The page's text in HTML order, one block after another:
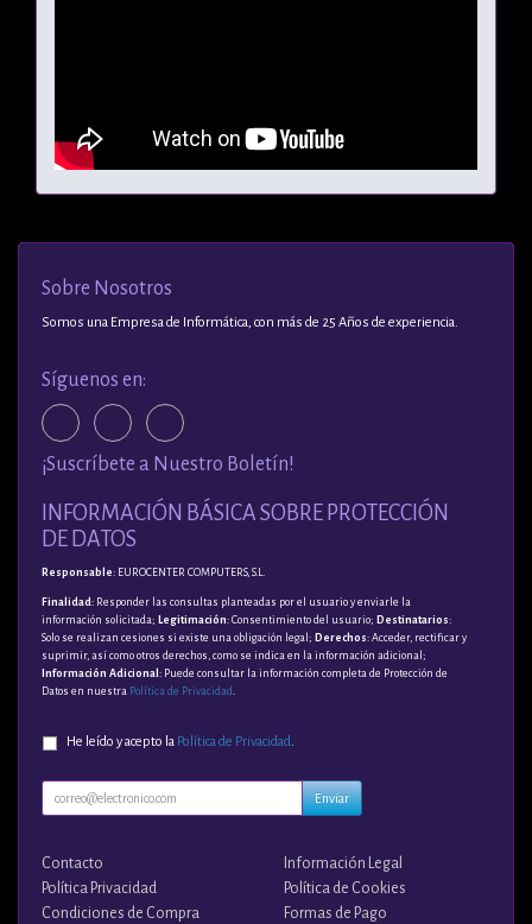
Sobre Nosotros
Somos una Empresa de Informática, con más de 25 Años de experiencia.
Síguenos en:
¡Suscríbete a Nuestro Boletín!
INFORMACIÓN BÁSICA SOBRE PROTECCIÓN
DE DATOS
Responsable: EUROCENTER COMPUTERS, S.L.
Finalidad : Responder las consultas planteadas por el usuario y enviarle la
información solicitada; Legitimación: Consentimiento del usuario; Destinatarios:
Solo se realizan cesiones si existe una obligación legal; Derechos: Acceder, rectificar y
suprimir, así como otros derechos, como se indica en la información adicional;
Información Adicional : Puede consultar la información completa de Protección de
Datos en nuestra Política de Privacidad
He leído y acepto la Política de Privacidad.
Enviar
Contacto
Información Legal
Política Privacidad
Política de Cookies
Condiciones de Compra
Formas de Pago